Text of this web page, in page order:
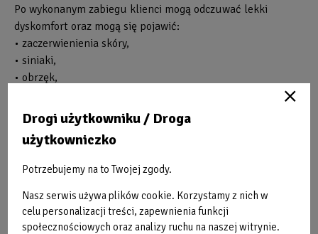
Po wykonanym zabiegu klienci mogą odczuwać lekki
dyskomfort oraz mogą się pojawić:
• zaczerwienienia skóry,
• siniaki,
• obrzęk,
• część ciała, która została poddana zabiegowi może być
obolała do kilku dni.
efekty?
Wszystko zależy od indywidualnych preferencji i potrzeb
klienta. Końcowy efekt (częstotliwość zabiegów 2 razy w
tygodniu) widoczny jest po upływie 3 miesięcy od
Drogi użytkowniku / Droga
użytkowniczko
Potrzebujemy na to Twojej zgody.
Nasz serwis używa plików cookie. Korzystamy z nich w
celu personalizacji treści, zapewnienia funkcji
społecznościowych oraz analizy ruchu na naszej witrynie.